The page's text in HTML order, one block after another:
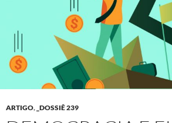
ARTIGO, _DOSSIÊ 239